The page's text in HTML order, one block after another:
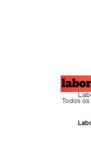
Todos